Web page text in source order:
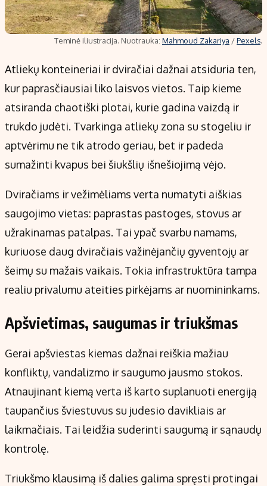
Teminė iliustracija. Nuotrauka: Mahmoud Zakariya /Pexels.
Atliekų konteineriai ir dviračiai dažnai atsiduria ten,
kur paprasčiausiai liko laisvos vietos. Taip kieme
atsiranda chaotiški plotai, kurie gadina vaizdą ir
trukdo judėti. Tvarkinga atliekų zona su stogeliu ir
aptvėrimu ne tik atrodo geriau, bet ir padeda
sumažinti kvapus bei šiukšlių išnešiojimą vėjo.
Dviračiams ir vežimėliams verta numatyti aiškias
saugojimo vietas: paprastas pastoges, stovus ar
užrakinamas patalpas. Tai ypač svarbu namams,
kuriuose daug dviračiais važinėjančių gyventojų ar
šeimų su mažais vaikais. Tokia infrastruktūra tampa
realiu privalumu ateities pirkėjams ar nuomininkams.
Apšvietimas, saugumas ir triukšmas
Gerai apšviestas kiemas dažnai reiškia mažiau
konfliktų, vandalizmo ir saugumo jausmo stokos.
Atnaujinant kiemą verta iš karto suplanuoti energiją
taupančius šviestuvus su judesio davikliais ar
laikmačiais. Tai leidžia suderinti saugumą ir sąnaudų
kontrolę.
Triukšmo klausimą iš dalies galima spręsti protingai